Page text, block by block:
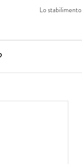
Lo stabilimento